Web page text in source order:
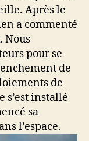
Après le
a commenté
Nous
pour se
de
de
s’est installé
sa
l’espace.